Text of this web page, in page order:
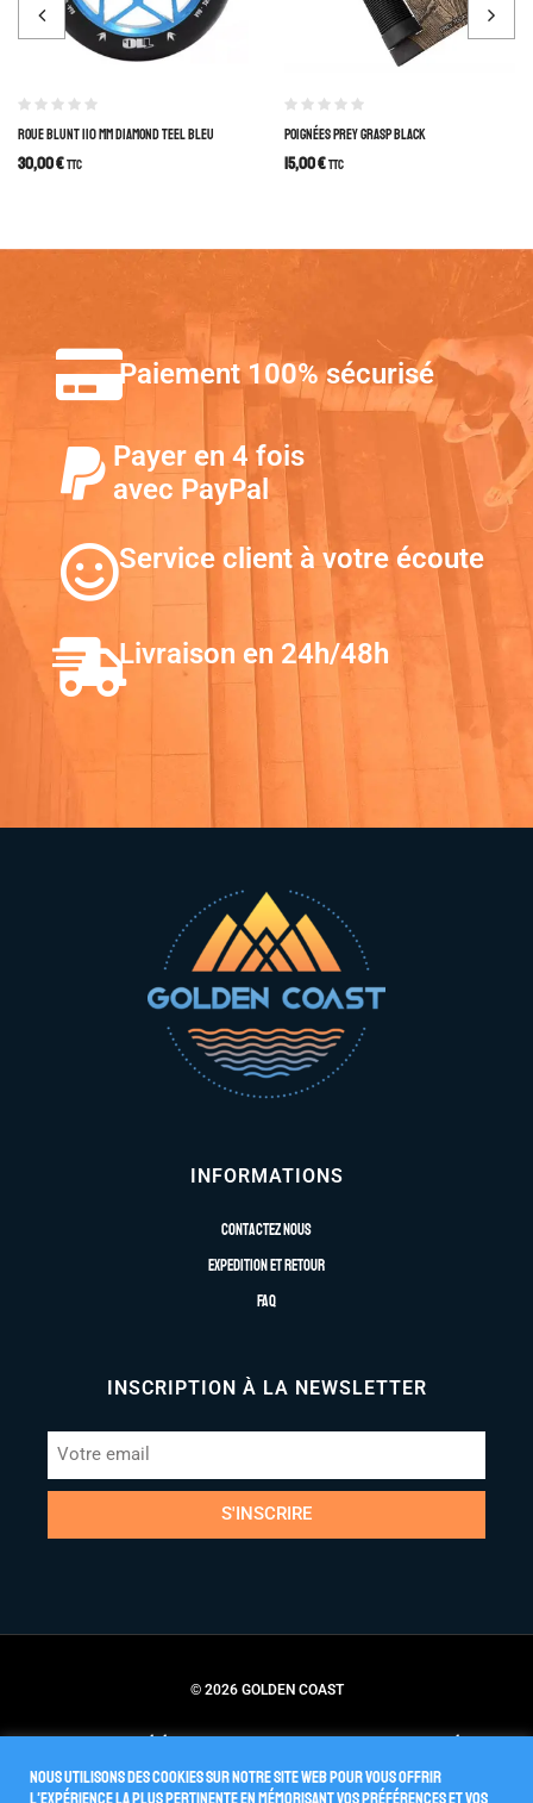
ROUE BLUNT 110 MM DIAMOND TEEL BLEU
30,00€TTC
POIGNÉES PREY GRASP BLACK
15,00€TTC
Paiement 100% sécurisé
Payer en 4 fois
avec PayPal
Service client à votre écoute
Livraison en 24h/48h
INFORMATIONS
Contactez nous
Expedition et retour
FAQ
INSCRIPTION À LA NEWSLETTER
S'INSCRIRE
© 2026 GOLDEN COAST
Nous utilisons des cookies sur notre site Web pour vous offrir
l'expérience la plus pertinente en mémorisant vos préférences et vos